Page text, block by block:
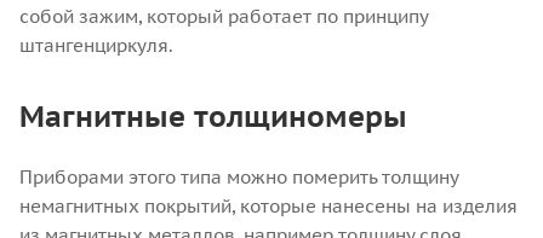
собой зажим, который работает по принципу
штангенциркуля.
Магнитные толщиномеры
Приборами этого типа можно померить толщину
немагнитных покрытий, которые нанесены на изделия